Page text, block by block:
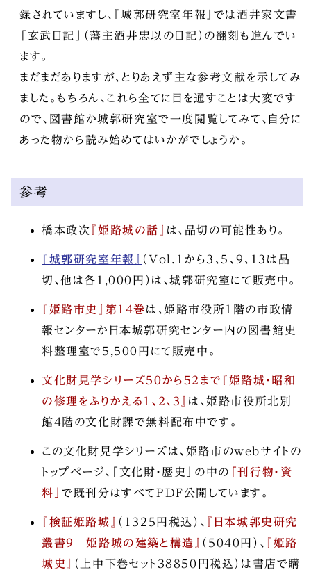
録されていますし、『城郭研究室年報』では酒井家文書
「玄武日記」（藩主酒井忠以の日記）の翻刻も進んでい
ます。
まだまだありますが、とりあえず主な参考文献を示してみ
ました。もちろん、これら全てに目を通すことは大変です
ので、図書館か城郭研究室で一度閲覧してみて、自分に
あった物から読み始めてはいかがでしょうか。
参考
橋本政次 『姫路城の話』 は、品切の可能性あり。
『城郭研究室年報』
（Vol．1から3、5、9、13は品
切、他は各1,000円）は、城郭研究室にて販売中。
『姫路市史』第14巻は、姫路市役所1階の市政情
報センターか日本城郭研究センター内の図書館史
料整理室で5,500円にて販売中。
文化財見学シリーズ50から52まで『姫路城・昭和
の修理をふりかえる1、2、3』 は、姫路市役所北別
館4階の文化財課で無料配布中です。
この文化財見学シリーズは、姫路市のwebサイトの
トップページ、「文化財・歴史」の中の
「刊行物・資
料」で既刊分はすべてPDF公開しています。
『検証姫路城』 （1325円税込）、 『日本城郭史研究
叢書9 姫路城の建築と構造』
（5040円）、 『姫路
城史』
（上中下巻セット38850円税込）は書店で購